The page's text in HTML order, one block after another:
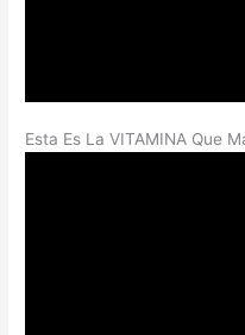
Esta Es La VITAMINA Que